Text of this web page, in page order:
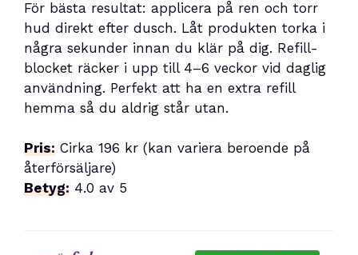
För bästa resultat: applicera på ren och torr
hud direkt efter dusch. Låt produkten torka i
några sekunder innan du klär på dig. Refill-
blocket räcker i upp till 4–6 veckor vid daglig
användning. Perfekt att ha en extra refill
hemma så du aldrig står utan.
Pris: Cirka 196 kr (kan variera beroende på
återförsäljare)
Betyg: 4.0 av 5